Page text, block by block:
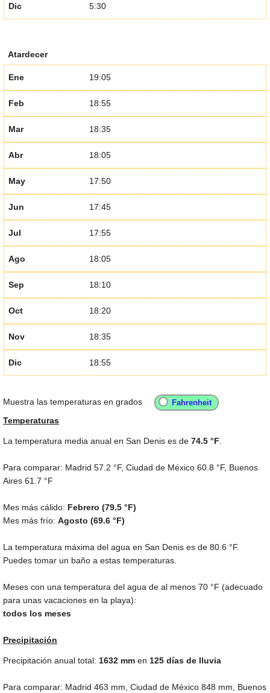
Dic 5:30
Atardecer
Ene 19:05
Feb 18:55
Mar 18:35
Abr 18:05
May 17:50
Jun 17:45
Jul 17:55
Ago 18:05
Sep 18:10
Oct 18:20
Nov 18:35
Dic 18:55
Muestra las temperaturas en grados
Temperaturas
La temperatura media anual en San Denis es de 74.5 °F
Para comparar: Madrid 57.2 °F, Ciudad de México 60.8 °F, Buenos
Aires 61.7 °F
Mes más cálido: Febrero (79.5 °F)
Mes más frío: Agosto (69.6 °F)
La temperatura máxima del agua en San Denis es de 80.6 °F.
Puedes tomar un baño a estas temperaturas.
Meses con una temperatura del agua de al menos 70 °F (adecuado
para unas vacaciones en la playa):
todos los meses
Precipitación
Precipitación anual total: 1632 mm en 125 días de lluvia
Para comparar: Madrid 463 mm , Ciudad de México 848 mm , Buenos